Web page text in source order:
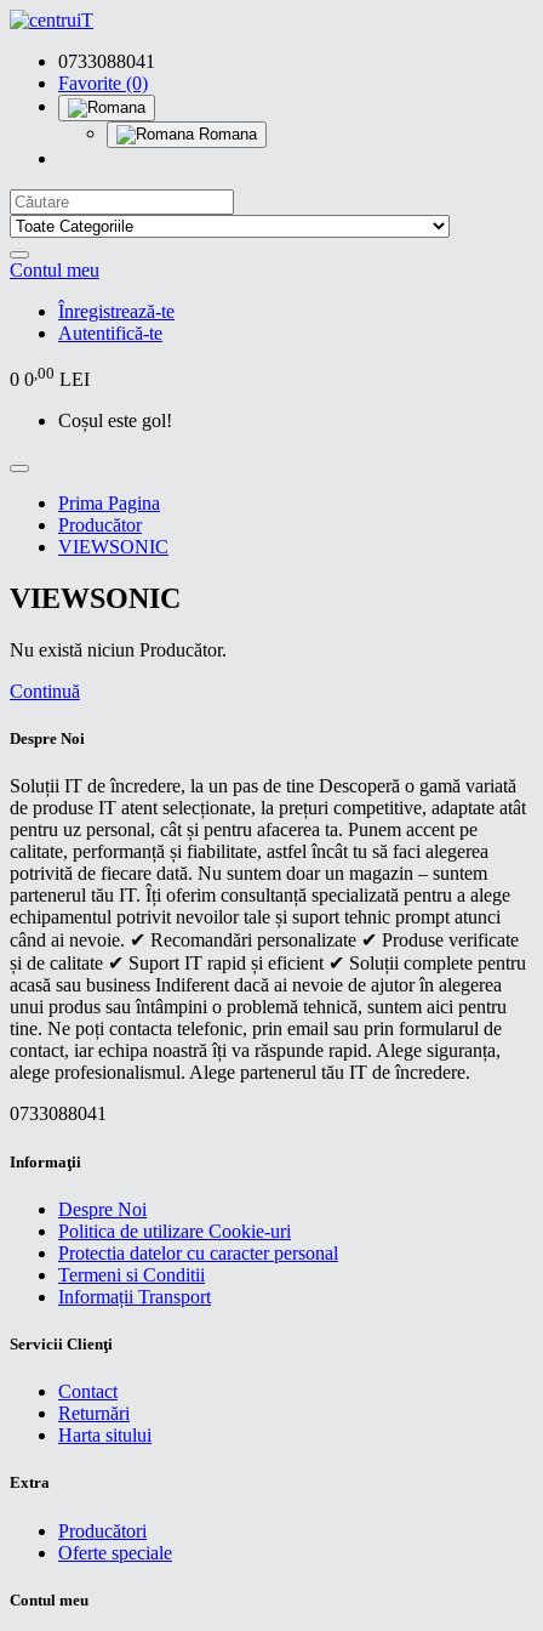
0733088041
Favorite (0)
Romana
Contul meu
Înregistrează-te
Autentifică-te
0 0,00 LEI
Coșul este gol!
Prima Pagina
Producător
VIEWSONIC
VIEWSONIC
Nu există niciun Producător.
Continuă
Despre Noi
Soluții IT de încredere, la un pas de tine Descoperă o gamă variată
de produse IT atent selecționate, la prețuri competitive, adaptate atât
pentru uz personal, cât și pentru afacerea ta. Punem accent pe
calitate, performanță și fiabilitate, astfel încât tu să faci alegerea
potrivită de fiecare dată. Nu suntem doar un magazin – suntem
partenerul tău IT. Îți oferim consultanță specializată pentru a alege
echipamentul potrivit nevoilor tale și suport tehnic prompt atunci
când ai nevoie. ✔ Recomandări personalizate ✔ Produse verificate
și de calitate ✔ Suport IT rapid și eficient ✔ Soluții complete pentru
acasă sau business Indiferent dacă ai nevoie de ajutor în alegerea
unui produs sau întâmpini o problemă tehnică, suntem aici pentru
tine. Ne poți contacta telefonic, prin email sau prin formularul de
contact, iar echipa noastră îți va răspunde rapid. Alege siguranța,
alege profesionalismul. Alege partenerul tău IT de încredere.
0733088041
Informaţii
Despre Noi
Politica de utilizare Cookie-uri
Protectia datelor cu caracter personal
Termeni si Conditii
Informații Transport
Servicii Clienţi
Contact
Returnări
Harta sitului
Extra
Producători
Oferte speciale
Contul meu